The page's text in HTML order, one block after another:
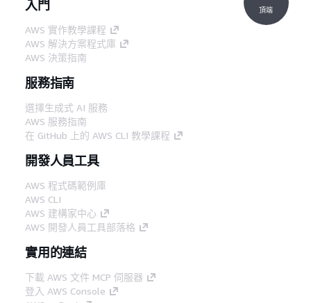
入門
AWS 實作教學課程
AWS 解決方案程式庫
AWS 決策指南
服務指南
選擇生成式 AI 服務
AWS 服務指南
在 GitHub 上的 AWS CLI 教學課程
開發人員工具
AWS 程式碼範例庫
AWS CLI
AWS 建構家中心
AWS 開發人員工具部落格
實用的連結
下載 AWS 文件 MCP 伺服器
登入 AWS Console
頂端